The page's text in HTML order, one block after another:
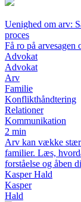
Uenighed om arv:
proces
Få ro på arvesagen
Advokat
Advokat
Arv
Familie
Konflikthåndtering
Relationer
Kommunikation
2 min
Arv kan vække
familier. Læs,
forståelse og åben
Kasper Hald
Kasper
Hald